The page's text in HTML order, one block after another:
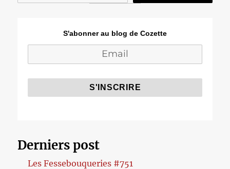
S'abonner au blog de Cozette
Derniers post
Les Fessebouqueries #751